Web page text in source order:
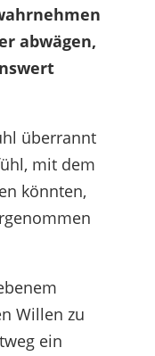
abwägen,
überrannt
mit dem
könnten,
Willen zu
ein